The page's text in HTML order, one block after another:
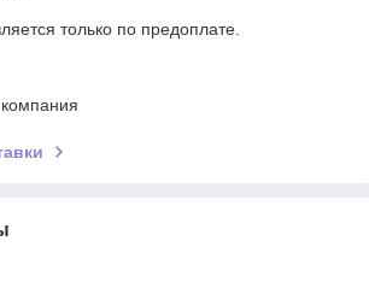
только по предоплате.